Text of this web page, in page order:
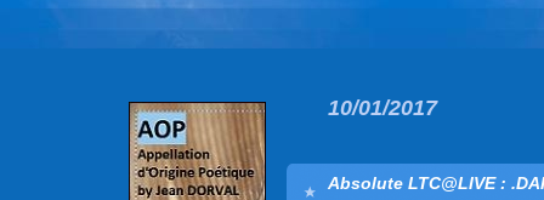
10/01/2017
Absolute LTC@LIVE :